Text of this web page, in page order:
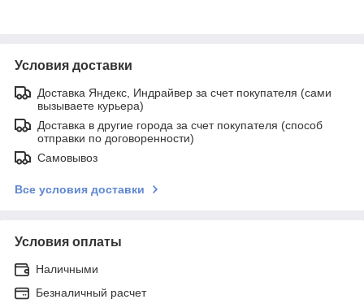
Условия доставки
Доставка Яндекс, Индрайвер за счет покупателя (сами
вызываете курьера)
Доставка в другие города за счет покупателя (способ
отправки по договоренности)
Самовывоз
Все условия доставки
Условия оплаты
Наличными
Безналичный расчет